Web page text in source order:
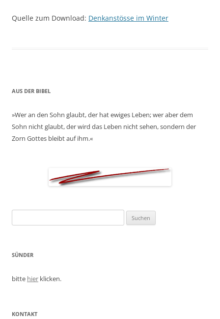
Quelle zum Download: Denkanstösse im Winter
AUS DER BIBEL
»Wer an den Sohn glaubt, der hat ewiges Leben; wer aber dem
Sohn nicht glaubt, der wird das Leben nicht sehen, sondern der
Zorn Gottes bleibt auf ihm.«
nach:
SÜNDER
bitte hier klicken.
KONTAKT